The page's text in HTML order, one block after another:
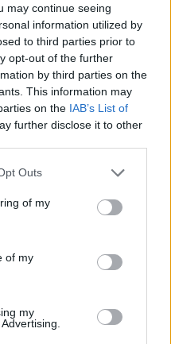
may continue seeing
information utilized by
to third parties prior to
opt-out of the further
by third parties on the
This information may
on the IAB’s List of
further disclose it to other
Outs
of my
of my
my
KG Mobility
Ατρόμητος και Novibet
συνεχίζουν μαζί: Ανανέωση της
συνεργασίας τους μέχρι το
2028
διεθνή σειρά δεικτών